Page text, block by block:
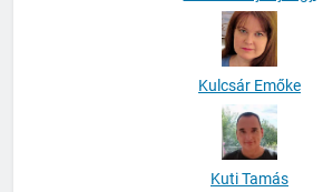
Kulcsár Emőke
Kuti Tamás